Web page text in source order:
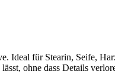
Ideal für Stearin, Seife,
ohne dass Details